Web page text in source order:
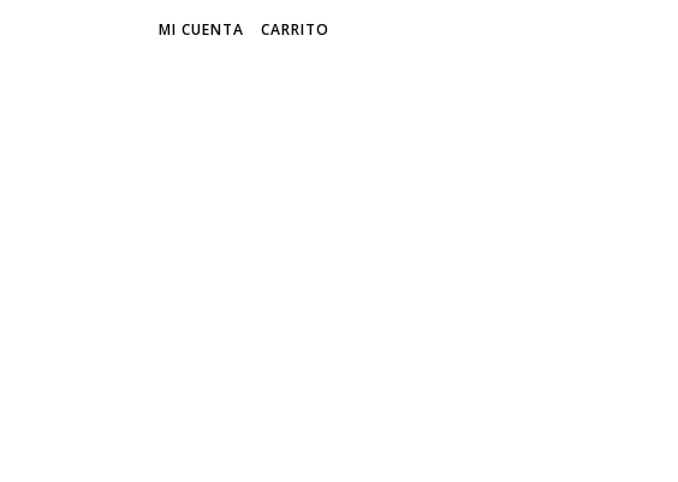
MI CUENTA CARRITO